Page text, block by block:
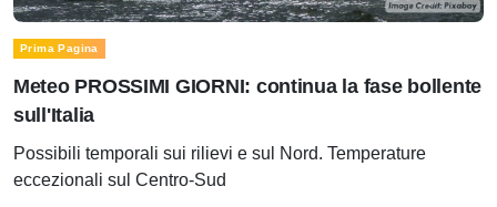
Prima Pagina
Meteo PROSSIMI GIORNI: continua la fase bollente
sull'Italia
Possibili temporali sui rilievi e sul Nord. Temperature
eccezionali sul Centro-Sud